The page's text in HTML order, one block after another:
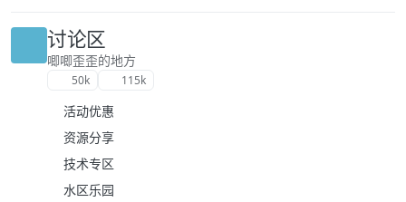
讨论区
唧唧歪歪的地方
50k 115k
活动优惠
资源分享
技术专区
水区乐园